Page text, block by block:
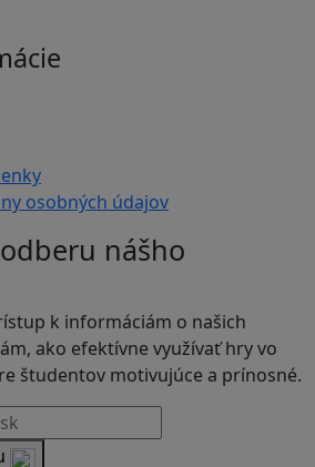
osobných údajov
nášho
k informáciám o našich
ako efektívne využívať hry vo
študentov motivujúce a prínosné.